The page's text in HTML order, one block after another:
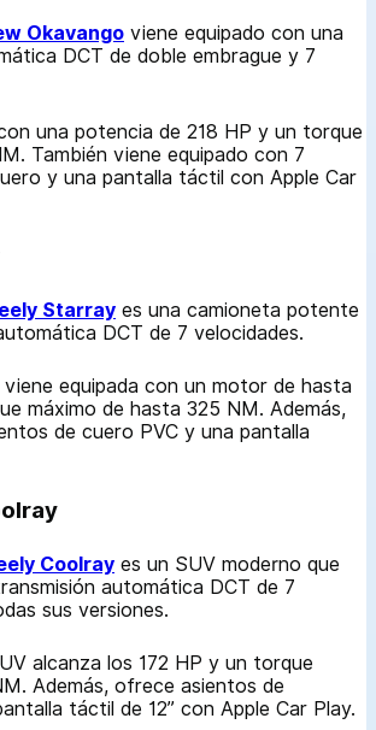
Okavango viene equipado con una
DCT de doble embrague y 7
una potencia de 218 HP y un torque
También viene equipado con 7
y una pantalla táctil con Apple Car
Starray es una camioneta potente
DCT de 7 velocidades.
equipada con un motor de hasta
máximo de hasta 325 NM. Además,
de cuero PVC y una pantalla
Coolray es un SUV moderno que
automática DCT de 7
sus versiones.
alcanza los 172 HP y un torque
Además, ofrece asientos de
táctil de 12” con Apple Car Play.